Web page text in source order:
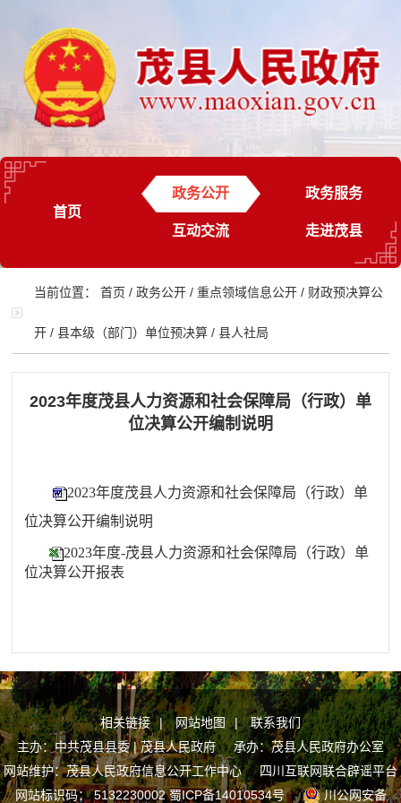
首页
政务公开 政务服务
互动交流 走进茂县
当前位置：首页 /政务公开 /重点领域信息公开 / 财政预决算公
开 /县本级（部门）单位预决算 /县人社局
2023年度茂县人力资源和社会保障局（行政）单
位决算公开编制说明
2023年度茂县人力资源和社会保障局（行政）单
位决算公开编制说明
2023年度-茂县人力资源和社会保障局（行政）单
位决算公开报表
相关链接 | 网站地图 |
联系我们
主办：中共茂县县委 | 茂县人民政府 承办：茂县人民政府办公室
网站维护：茂县人民政府信息公开工作中心四川互联网联合辟谣平台
网站标识码： 5132230002蜀ICP备14010534号 川公网安备